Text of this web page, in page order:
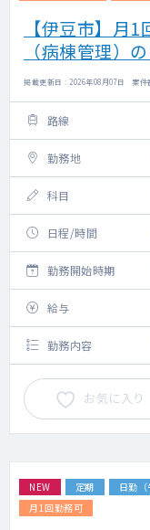
【伊豆市】月
（病棟管理）
掲載更新日 : 2026年08月07日 案件
路線
勤務地
科目
日程/時間
勤務開始時期
給与
勤務内容
お気に入り
NEW 定期 日勤（
月1回勤務可